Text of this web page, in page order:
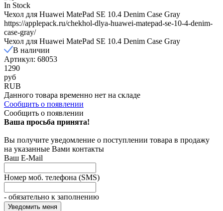
In Stock
Чехол для Huawei MatePad SE 10.4 Denim Case Gray
https://applepack.ru/chekhol-dlya-huawei-matepad-se-10-4-denim-
case-gray/
Чехол для Huawei MatePad SE 10.4 Denim Case Gray
В наличии
Артикул: 68053
1290
руб
RUB
Данного товара временно нет на складе
Сообщить о появлении
Сообщить о появлении
Ваша просьба принята!
Вы получите уведомление о поступлении товара в продажу
на указанные Вами контакты
Ваш E-Mail
Номер моб. телефона (SMS)
- обязательно к заполнению